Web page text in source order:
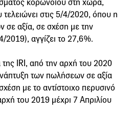
τελειώνει στις 5/4/2020, όπου η
αξία, σε σχέση με την
2019), αγγίζει το 27,6%.
IRI, από την αρχή του 2020
των πωλήσεων σε αξία
με το αντίστοιχο περυσινό
του 2019 μέχρι 7 Απριλίου